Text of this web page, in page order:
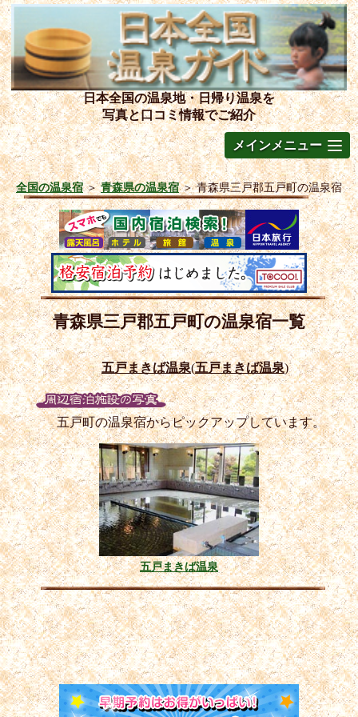
日本全国の温泉地・日帰り温泉を
写真と口コミ情報でご紹介
メインメニュー
全国の温泉宿＞青森県の温泉宿＞青森県三戸郡五戸町の温泉宿
青森県三戸郡五戸町の温泉宿一覧
五戸まきば温泉(五戸まきば温泉)
五戸町の温泉宿からピックアップしています。
五戸まきば温泉